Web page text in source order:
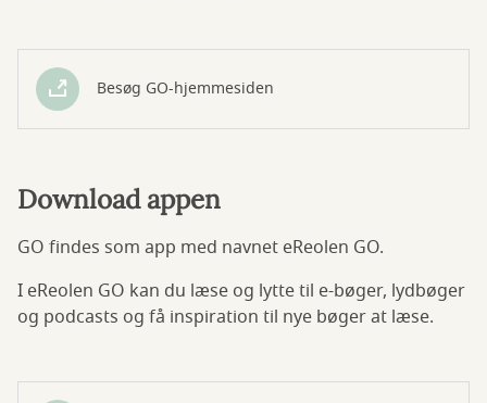
Besøg GO-hjemmesiden
Download appen
GO findes som app med navnet eReolen GO.
I eReolen GO kan du læse og lytte til e-bøger, lydbøger
og podcasts og få inspiration til nye bøger at læse.